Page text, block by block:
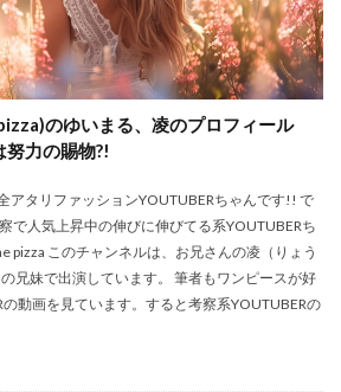
のゆいまる、凌のプロフィール
努力の賜物?!
アタリファッションYOUTUBERちゃんです!! で
で人気上昇中の伸びに伸びてる系YOUTUBERち
pizza このチャンネルは、お兄さんの凌（りょう
兄妹で出演しています。 筆者もワンピースが好
動画を見ています。すると考察系YOUTUBERの